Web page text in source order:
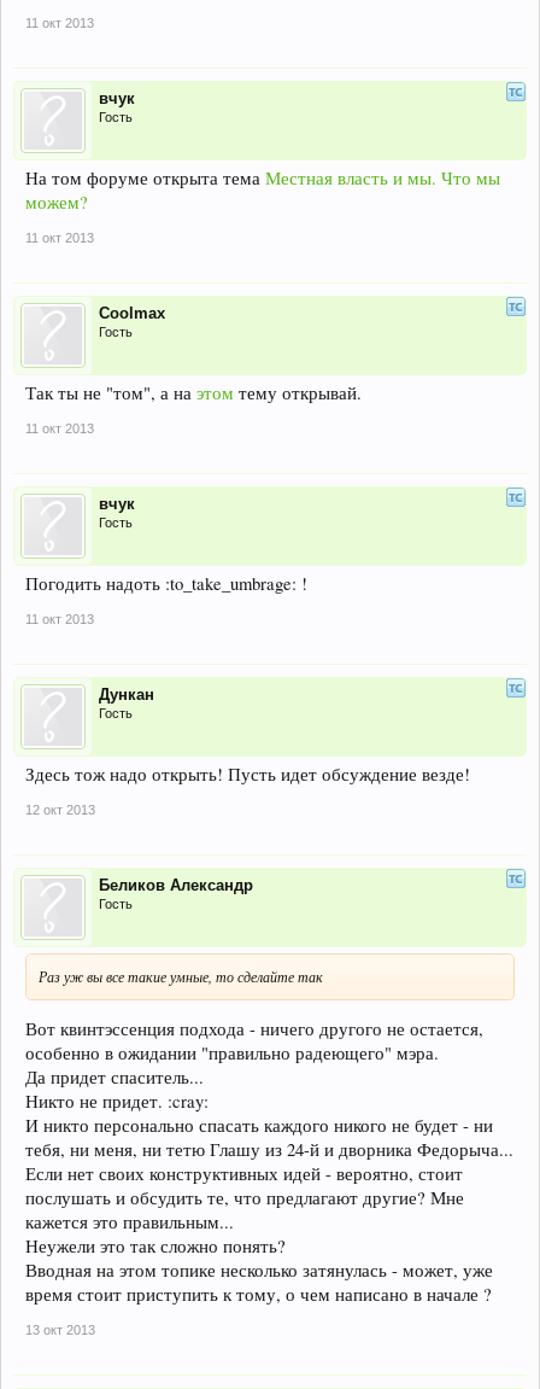
11 окт 2013
вчук
Гость
На том форуме открыта тема Местная власть и мы. Что мы
можем?
11 окт 2013
Coolmax
Гость
Так ты не "том", а на этом тему открывай.
11 окт 2013
вчук
Гость
Погодить надоть :to_take_umbrage: !
11 окт 2013
Дункан
Гость
Здесь тож надо открыть! Пусть идет обсуждение везде!
12 окт 2013
Беликов Александр
Гость
Раз уж вы все такие умные, то сделайте так
Вот квинтэссенция подхода - ничего другого не остается,
особенно в ожидании "правильно радеющего" мэра.
Да придет спаситель...
Никто не придет. :cray:
И никто персонально спасать каждого никого не будет - ни
тебя, ни меня, ни тетю Глашу из 24-й и дворника Федорыча...
Если нет своих конструктивных идей - вероятно, стоит
послушать и обсудить те, что предлагают другие? Мне
кажется это правильным...
Неужели это так сложно понять?
Вводная на этом топике несколько затянулась - может, уже
время стоит приступить к тому, о чем написано в начале ?
13 окт 2013